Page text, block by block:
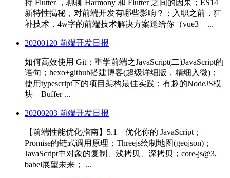
持 Flutter ，聊聊 Harmony 和 Flutter 之间的因果；ES14
新特性揭秘，对前端开发有哪些影响？；入职之前，狂
补技术，4w字的前端技术解决方案送给你（vue3 + ...
20200120 前端开发日报
如何高效使用 Git；重学前端之JavaScript(二)JavaScript的
语句；hexo+github搭建博客(超级详细版，精细入微)；
使用typescript下的项目架构最佳实践；有趣的NodeJS模
块 – Buffer ...
20200203 前端开发日报
【前端性能优化指南】5.1 – 优化你的 JavaScript；
Promise的链式调用原理；Threejs绘制地图(geojson)；
JavaScript中对象的复制、浅拷贝、深拷贝；core-js@3,
babel展望未来； ...